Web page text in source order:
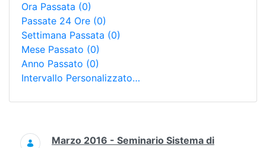
Ora Passata (0)
Passate 24 Ore (0)
Settimana Passata (0)
Mese Passato (0)
Anno Passato (0)
Intervallo Personalizzato…
Ricerca
Marzo 2016 - Seminario Sistema di